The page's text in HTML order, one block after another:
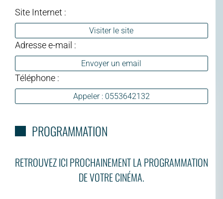
Site Internet :
Visiter le site
Adresse e-mail :
Envoyer un email
Téléphone :
Appeler : 0553642132
PROGRAMMATION
RETROUVEZ ICI PROCHAINEMENT LA PROGRAMMATION
DE VOTRE CINÉMA.